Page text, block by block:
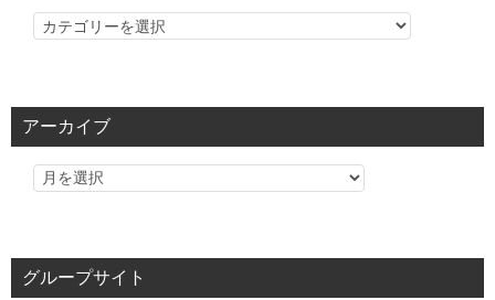
カ
リ
アーカイブ
グループサイト